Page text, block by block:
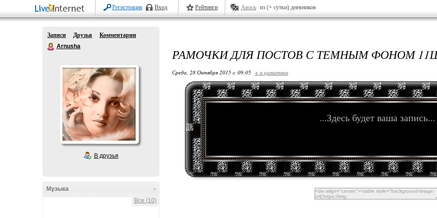
Регистрация Вход Рейтинги Авось из (+ сутки) дневников
Записи Друзья
Комментарии
Arnusha
В друзья
-
Музыка
Все (10)
РАМОЧКИ ДЛЯ ПОСТОВ С ТЕМНЫМ ФОНОМ
Среда, 28 Октября 2015 г. 09:05 + в цитатник
...Здесь будет ваша запись...